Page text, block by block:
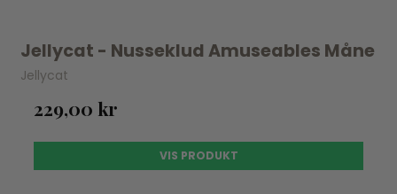
Jellycat - Nusseklud Amuseables Måne
Jellycat
229,00 kr
VIS PRODUKT